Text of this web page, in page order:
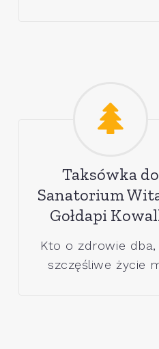
Taksówka do
Sanatorium
Gołdapi
Kto o zdrowie
szczęśliwe życie